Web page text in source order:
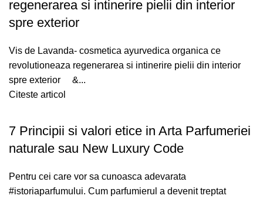
regenerarea si intinerire pielii din interior
spre exterior
Vis de Lavanda- cosmetica ayurvedica organica ce
revolutioneaza regenerarea si intinerire pielii din interior
spre exterior &...
Citeste articol
7 Principii si valori etice in Arta Parfumeriei
naturale sau New Luxury Code
Pentru cei care vor sa cunoasca adevarata
#istoriaparfumului. Cum parfumierul a devenit treptat